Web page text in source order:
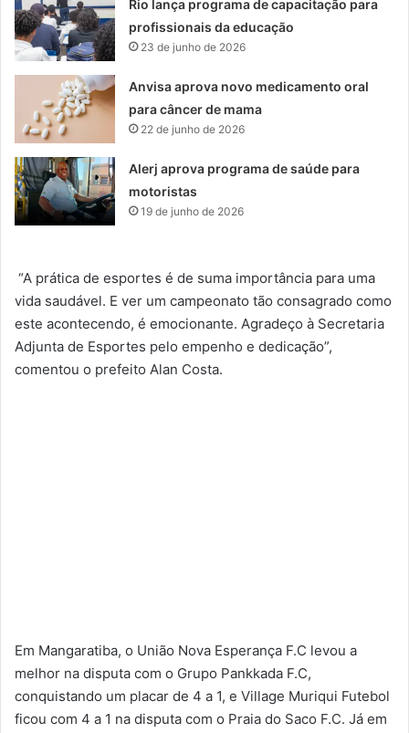
Rio lança programa de capacitação para
profissionais da educação
23 de junho de 2026
Anvisa aprova novo medicamento oral
para câncer de mama
22 de junho de 2026
Alerj aprova programa de saúde para
motoristas
19 de junho de 2026
“A prática de esportes é de suma importância para uma
vida saudável. E ver um campeonato tão consagrado como
este acontecendo, é emocionante. Agradeço à Secretaria
Adjunta de Esportes pelo empenho e dedicação”,
comentou o prefeito Alan Costa.
Em Mangaratiba, o União Nova Esperança F.C levou a
melhor na disputa com o Grupo Pankkada F.C,
conquistando um placar de 4 a 1, e Village Muriqui Futebol
ficou com 4 a 1 na disputa com o Praia do Saco F.C. Já em